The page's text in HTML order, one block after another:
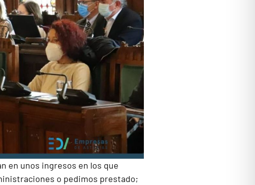
en unos ingresos en los que
o pedimos prestado;